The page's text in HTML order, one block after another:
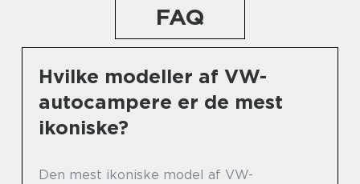
FAQ
Hvilke modeller af VW-
autocampere er de mest
ikoniske?
Den mest ikoniske model af VW-